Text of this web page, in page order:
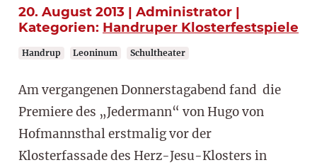
20. August 2013 | Administrator |
Kategorien: Handruper Klosterfestspiele
Handrup Leoninum Schultheater
Am vergangenen Donnerstagabend fand die
Premiere des „Jedermann“ von Hugo von
Hofmannsthal erstmalig vor der
Klosterfassade des Herz-Jesu-Klosters in